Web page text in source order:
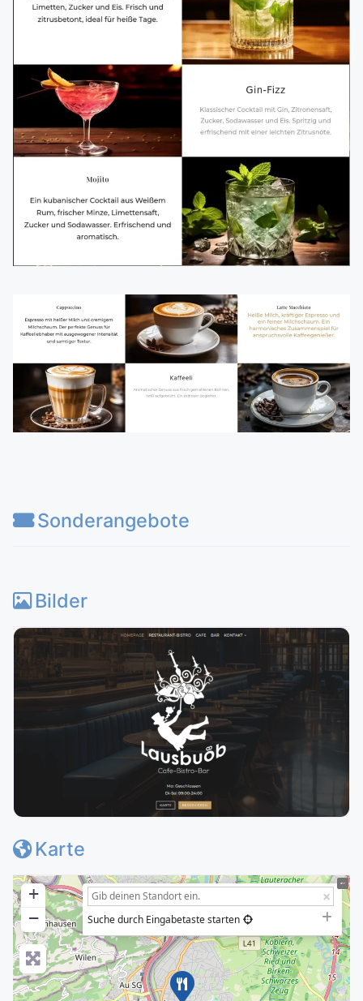
Sonderangebote
Bilder
Karte
+
−
Suche durch Eingabetaste starten